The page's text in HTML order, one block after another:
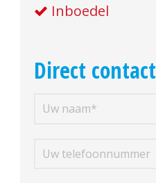
Inboedel
Direct contact